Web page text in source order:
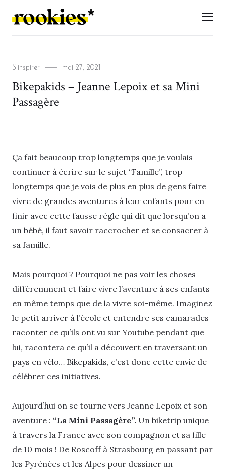
LES ROOKIES
Categories
S'inspirer
Posted
mai 27, 2021
Bikepakids – Jeanne Lepoix et sa Mini
Passagère
Ça fait beaucoup trop longtemps que je voulais
continuer à écrire sur le sujet “Famille”, trop
longtemps que je vois de plus en plus de gens faire
vivre de grandes aventures à leur enfants pour en
finir avec cette fausse règle qui dit que lorsqu’on a
un bébé, il faut savoir raccrocher et se consacrer à
sa famille.
Mais pourquoi ? Pourquoi ne pas voir les choses
différemment et faire vivre l’aventure à ses enfants
en même temps que de la vivre soi-même. Imaginez
le petit arriver à l’école et entendre ses camarades
raconter ce qu’ils ont vu sur Youtube pendant que
lui, racontera ce qu’il a découvert en traversant un
pays en vélo… Bikepakids, c’est donc cette envie de
célébrer ces initiatives.
Aujourd’hui on se tourne vers Jeanne Lepoix et son
aventure : “La Mini Passagère”. Un biketrip unique
à travers la France avec son compagnon et sa fille
de 10 mois ! De Roscoff à Strasbourg en passant par
les Pyrénées et les Alpes pour dessiner un